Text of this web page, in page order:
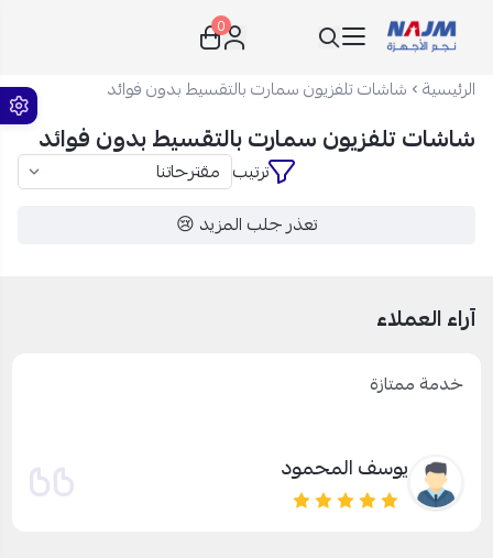
نجم الأجهزة
0
الرئيسية شاشات تلفزيون سمارت بالتقسيط بدون فوائد
شاشات تلفزيون سمارت بالتقسيط بدون فوائد
ترتيب
تعذر جلب المزيد 😢
آراء العملاء
خدمة ممتازة
يوسف المحمود